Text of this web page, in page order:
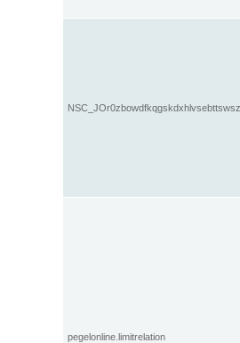
pegelonline.limitrelation